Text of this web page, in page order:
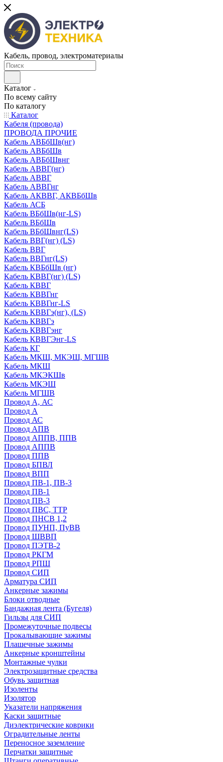
Кабель, провод, электроматериалы
Каталог
По всему сайту
По каталогу
Каталог
Кабеля (провода)
ПРОВОДА ПРОЧИЕ
Кабель АВБбШв(нг)
Кабель АВБбШв
Кабель АВБбШвнг
Кабель АВВГ(нг)
Кабель АВВГ
Кабель АВВГнг
Кабель АКВВГ, АКВБбШв
Кабель АСБ
Кабель ВБбШв(нг-LS)
Кабель ВБбШв
Кабель ВБбШвнг(LS)
Кабель ВВГ(нг) (LS)
Кабель ВВГ
Кабель ВВГнг(LS)
Кабель КВБбШв (нг)
Кабель КВВГ(нг) (LS)
Кабель КВВГ
Кабель КВВГнг
Кабель КВВГнг-LS
Кабель КВВГэ(нг), (LS)
Кабель КВВГэ
Кабель КВВГэнг
Кабель КВВГЭнг-LS
Кабель КГ
Кабель МКШ, МКЭШ, МГШВ
Кабель МКШ
Кабель МКЭКШв
Кабель МКЭШ
Кабель МГШВ
Провод А, АС
Провод А
Провод АС
Провод АПВ
Провод АППВ, ППВ
Провод АППВ
Провод ППВ
Провод БПВЛ
Провод ВПП
Провод ПВ-1, ПВ-3
Провод ПВ-1
Провод ПВ-3
Провод ПВС, ТТР
Провод ПНСВ 1,2
Провод ПУНП, ПуВВ
Провод ШВВП
Провод ПЭТВ-2
Провод РКГМ
Провод РПШ
Провод СИП
Арматура СИП
Анкерные зажимы
Блоки отводные
Бандажная лента (Бугеля)
Гильзы для СИП
Промежуточные подвесы
Прокалывающие зажимы
Плашечные зажимы
Анкерные кронштейны
Монтажные чулки
Электрозащитные средства
Обувь защитная
Изоленты
Изолятор
Указатели напряжения
Каски защитные
Диэлектрические коврики
Оградительные ленты
Переносное заземление
Перчатки защитные